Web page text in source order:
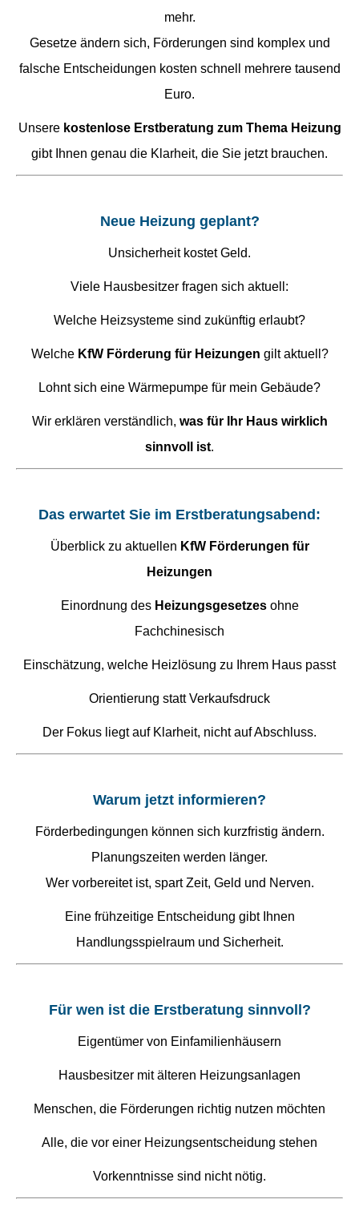
mehr.
Gesetze ändern sich, Förderungen sind komplex und
falsche Entscheidungen kosten schnell mehrere tausend
Euro.
Unsere kostenlose Erstberatung zum Thema Heizung
gibt Ihnen genau die Klarheit, die Sie jetzt brauchen.
Neue Heizung geplant?
Unsicherheit kostet Geld.
Viele Hausbesitzer fragen sich aktuell:
Welche Heizsysteme sind zukünftig erlaubt?
Welche KfW Förderung für Heizungen gilt aktuell?
Lohnt sich eine Wärmepumpe für mein Gebäude?
Wir erklären verständlich, was für Ihr Haus wirklich
sinnvoll ist.
Das erwartet Sie im Erstberatungsabend:
Überblick zu aktuellen KfW Förderungen für
Heizungen
Einordnung des Heizungsgesetzesohne
Fachchinesisch
Einschätzung, welche Heizlösung zu Ihrem Haus passt
Orientierung statt Verkaufsdruck
Der Fokus liegt auf Klarheit, nicht auf Abschluss.
Warum jetzt informieren?
Förderbedingungen können sich kurzfristig ändern.
Planungszeiten werden länger.
Wer vorbereitet ist, spart Zeit, Geld und Nerven.
Eine frühzeitige Entscheidung gibt Ihnen
Handlungsspielraum und Sicherheit.
Für wen ist die Erstberatung sinnvoll?
Eigentümer von Einfamilienhäusern
Hausbesitzer mit älteren Heizungsanlagen
Menschen, die Förderungen richtig nutzen möchten
Alle, die vor einer Heizungsentscheidung stehen
Vorkenntnisse sind nicht nötig.